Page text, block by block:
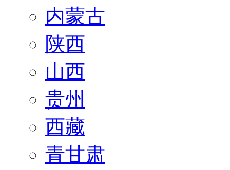
内蒙古
陕西
山西
贵州
西藏
青甘肃